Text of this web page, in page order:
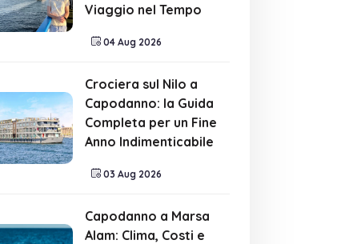
Viaggio nel Tempo
04 Aug 2026
Crociera sul Nilo a
Capodanno: la Guida
Completa per un Fine
Anno Indimenticabile
03 Aug 2026
Capodanno a Marsa
Alam: Clima, Costi e